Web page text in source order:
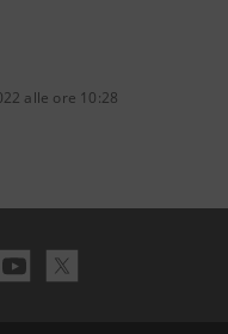
alle ore 10:28